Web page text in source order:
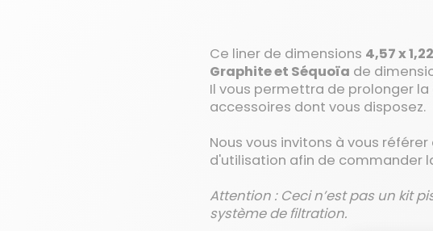
Ce liner de dimensions 4,57 x
Graphite et Séquoïa de
Il vous permettra de prolonger
accessoires dont vous disposez.
Nous vous invitons à vous
d'utilisation afin de commander
Attention : Ceci n’est pas un kit
système de filtration.